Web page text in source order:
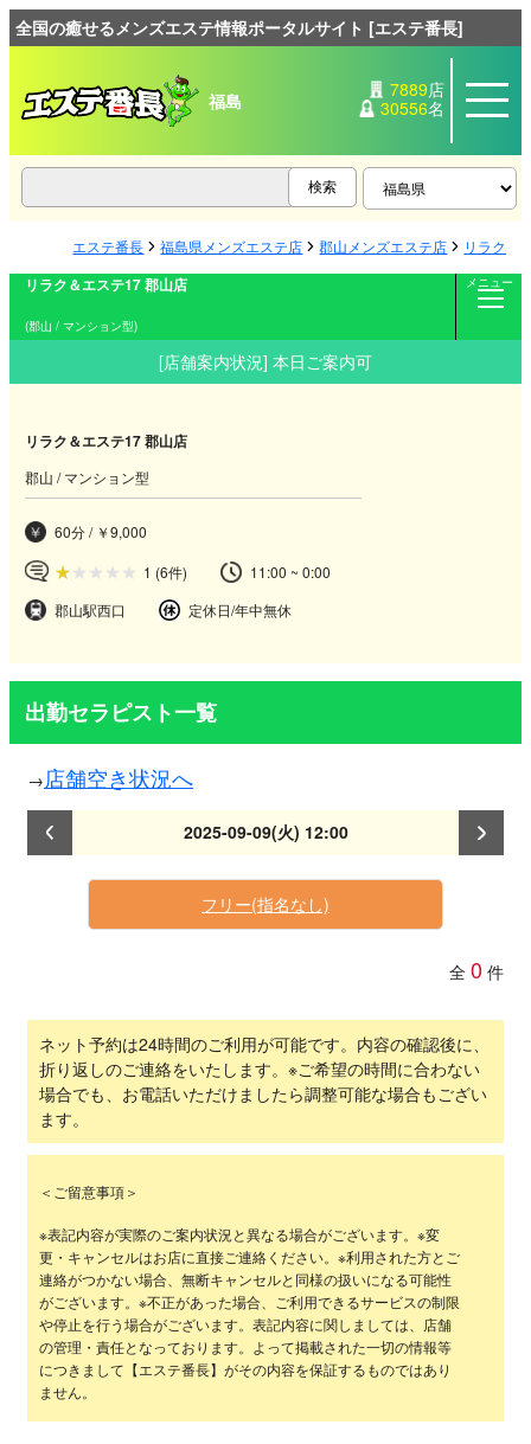
全国の癒せるメンズエステ情報ポータルサイト [エステ番長]
福島 7889店
30556名
エステ番長 福島県メンズエステ店 郡山メンズエステ店 リラク＆
リラク＆エステ17 郡山店
(郡山 / マンション型)
メニュー
[店舗案内状況] 本日ご案内可
リラク＆エステ17 郡山店
郡山 / マンション型
60分 / ￥9,000
1 (6件)
11:00 ~ 0:00
郡山駅西口
定休日/年中無休
出勤セラピスト一覧
店舗空き状況へ
2025-09-09(火) 12:00
フリー(指名なし)
全 0 件
ネット予約は24時間のご利用が可能です。内容の確認後に、
折り返しのご連絡をいたします。※ご希望の時間に合わない
場合でも、お電話いただけましたら調整可能な場合もござい
ます。
＜ご留意事項＞
※表記内容が実際のご案内状況と異なる場合がございます。※変
更・キャンセルはお店に直接ご連絡ください。※利用された方とご
連絡がつかない場合、無断キャンセルと同様の扱いになる可能性
がございます。※不正があった場合、ご利用できるサービスの制限
や停止を行う場合がございます。表記内容に関しましては、店舗
の管理・責任となっております。よって掲載された一切の情報等
につきまして【エステ番長】がその内容を保証するものではあり
ません。